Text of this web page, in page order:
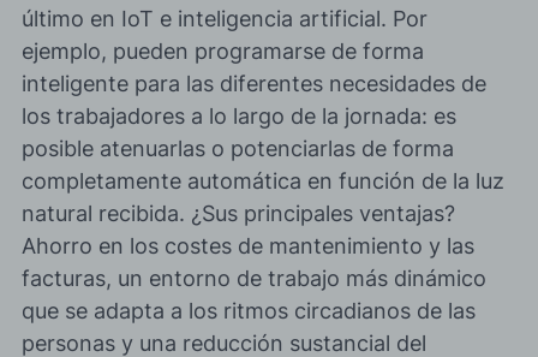
último en IoT e inteligencia artificial. Por
ejemplo, pueden programarse de forma
inteligente para las diferentes necesidades de
los trabajadores a lo largo de la jornada: es
posible atenuarlas o potenciarlas de forma
completamente automática en función de la luz
natural recibida. ¿Sus principales ventajas?
Ahorro en los costes de mantenimiento y las
facturas, un entorno de trabajo más dinámico
que se adapta a los ritmos circadianos de las
personas y una reducción sustancial del